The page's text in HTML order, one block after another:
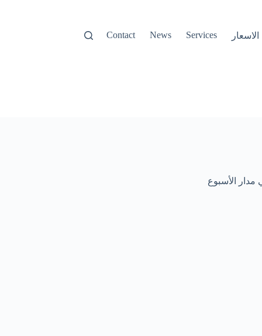
Services
News
Contact